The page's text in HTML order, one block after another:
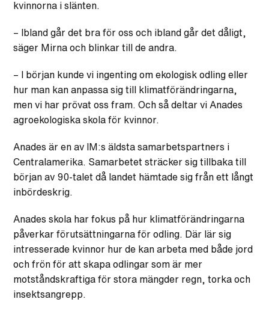
kvinnorna i slänten.
– Ibland går det bra för oss och ibland går det dåligt,
säger Mirna och blinkar till de andra.
– I början kunde vi ingenting om ekologisk odling eller
hur man kan anpassa sig till klimatförändringarna,
men vi har prövat oss fram. Och så deltar vi Anades
agroekologiska skola för kvinnor.
Anades är en av IM:s äldsta samarbetspartners i
Centralamerika. Samarbetet sträcker sig tillbaka till
början av 90-talet då landet hämtade sig från ett långt
inbördeskrig.
Anades skola har fokus på hur klimatförändringarna
påverkar förutsättningarna för odling. Där lär sig
intresserade kvinnor hur de kan arbeta med både jord
och frön för att skapa odlingar som är mer
motståndskraftiga för stora mängder regn, torka och
insektsangrepp.